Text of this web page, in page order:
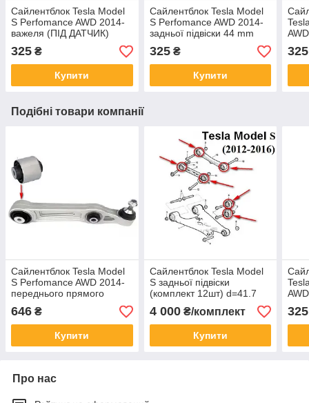
Сайлентблок Tesla Model
S Perfomance AWD 2014-
важеля (ПІД ДАТЧИК)
задньої підвіски 44 mm
325 ₴
Купити
Сайлентблок Tesla Model
S Perfomance AWD 2014-
задньої підвіски 44 mm
(КОСТОЧКА)
325₴
Купити
325
Подібні товари компанії
Сайлентблок Tesla Model
S Perfomance AWD 2014-
переднього прямого
646 ₴
Купити
Сайлентблок Tesla Model
S задньої підвіски
(комплект 12шт) d=41.7
4 000₴/комплект
Купити
325
Про нас